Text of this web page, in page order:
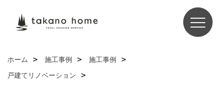
ホーム 施工事例
施工事例
戸建てリノベーション